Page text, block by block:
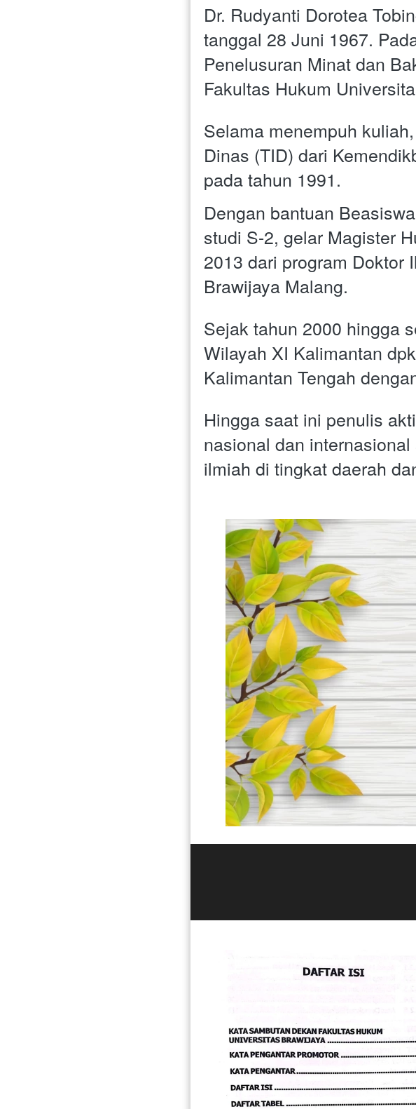
Dr. Rudyanti Dorotea
tanggal 28 Juni 1967.
Penelusuran Minat dan
Fakultas Hukum
Selama menempuh
Dinas (TID) dari
pada tahun 1991.
Dengan bantuan
studi S-2, gelar Magister
2013 dari program Doktor
Brawijaya Malang.
Sejak tahun 2000 hingga
Wilayah XI Kalimantan
Kalimantan Tengah
Hingga saat ini penulis
nasional dan
ilmiah di tingkat daerah